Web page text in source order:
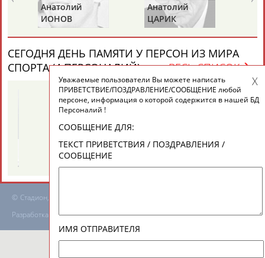
ТАБЛО АКТИВНОСТИ
ЦЕЛИ ПРОЕКТА
Вопросы сотрудничества и совместной деятельности
© Стадион, 1998-2026
Разработка и поддержка ООО НАИТ «Стадион»
Адресов в новостной рассылке: 996
Анатолий
ИОНОВ
Анатолий
ЦАРИК
СЕГОДНЯ ДЕНЬ ПАМЯТИ У ПЕРСОН ИЗ МИРА
СПОРТА (4 ПЕРСОНАЛИЙ)
ВЕСЬ СПИСОК
Галина
ЗИНЧЕНКО
Ахмед
Уважаемые пользователи Вы можете написать
ПРИВЕТСТВИЕ/ПОЗДРАВЛЕНИЕ/СООБЩЕНИЕ любой
персоне, информация о которой содержится в нашей БД
Персоналий !
СООБЩЕНИЕ ДЛЯ:
ТЕКСТ ПРИВЕТСТВИЯ / ПОЗДРАВЛЕНИЯ /
СООБЩЕНИЕ
ИМЯ ОТПРАВИТЕЛЯ